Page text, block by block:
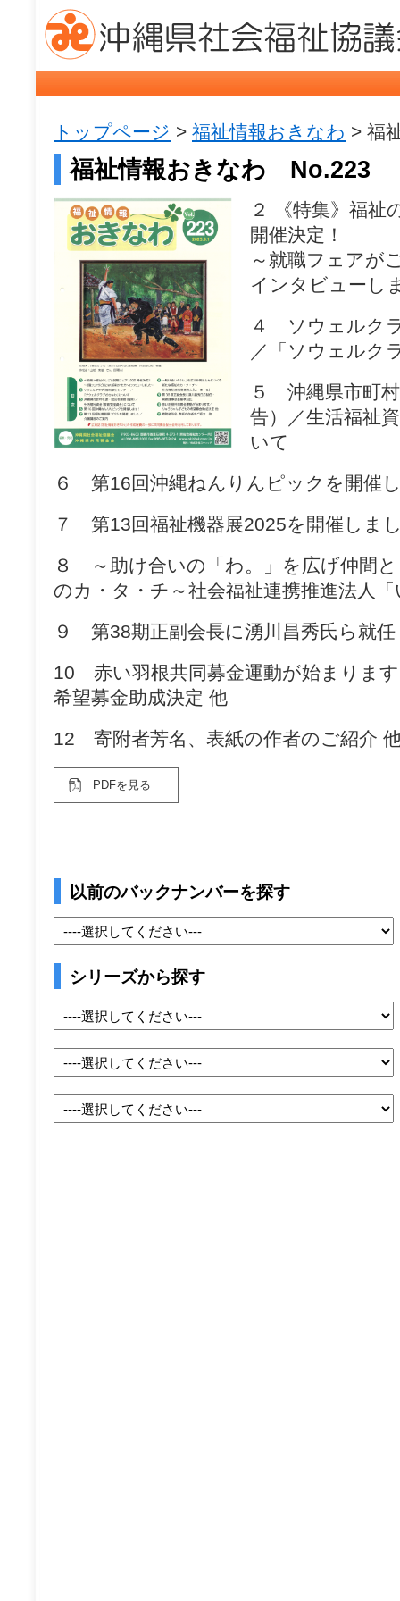
トップページ > 福祉情報おきなわ > 福
福祉情報おきなわ No.223
２ 《特集》福祉
開催決定！
～就職フェアが
インタビューし
４ ソウェルク
／「ソウェルク
５ 沖縄県市町
告）／生活福祉
いて
６ 第16回沖縄ねんりんピックを開催
７ 第13回福祉機器展2025を開催しま
８ ～助け合いの「わ。」を広げ仲間
のカ・タ・チ～社会福祉連携推進法人
９ 第38期正副会長に湧川昌秀氏ら就
10 赤い羽根共同募金運動が始まりま
希望募金助成決定 他
12 寄附者芳名、表紙の作者のご紹介
PDFを見る
以前のバックナンバーを探す
シリーズから探す